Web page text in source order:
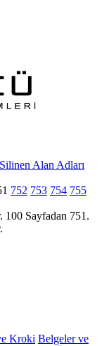
Silinen Alan Adları
752 753 754 755
100 Sayfadan 751.
Kroki Belgeler ve